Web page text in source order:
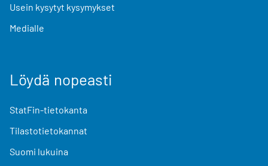
Usein kysytyt kysymykset
Medialle
Löydä nopeasti
StatFin-tietokanta
Tilastotietokannat
Suomi lukuina